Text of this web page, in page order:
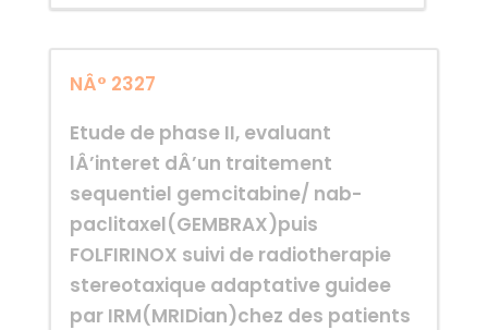
NÂ° 2327
Etude de phase II, evaluant
lÂ’interet dÂ’un traitement
sequentiel gemcitabine/ nab-
paclitaxel(GEMBRAX)puis
FOLFIRINOX suivi de radiotherapie
stereotaxique adaptative guidee
par IRM(MRIDian)chez des patients